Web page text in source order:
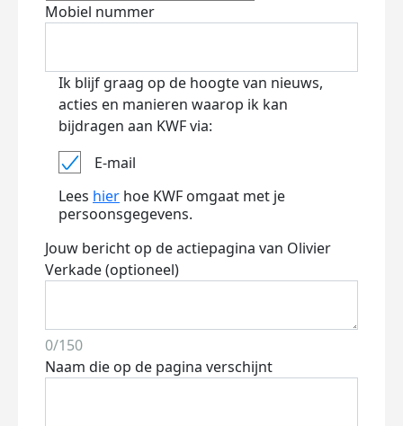
Mobiel nummer
Ik blijf graag op de hoogte van nieuws,
acties en manieren waarop ik kan
bijdragen aan KWF via:
E-mail
Lees hier hoe KWF omgaat met je
persoonsgegevens.
Jouw bericht op de actiepagina van Olivier
Verkade (optioneel)
0/150
Naam die op de pagina verschijnt